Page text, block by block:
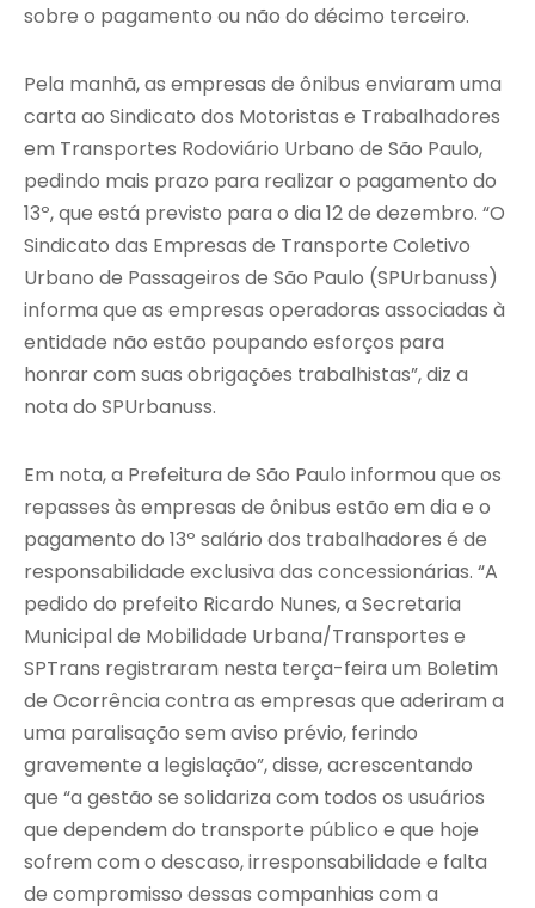
sobre o pagamento ou não do décimo terceiro.
Pela manhã, as empresas de ônibus enviaram uma
carta ao Sindicato dos Motoristas e Trabalhadores
em Transportes Rodoviário Urbano de São Paulo,
pedindo mais prazo para realizar o pagamento do
13º, que está previsto para o dia 12 de dezembro. “O
Sindicato das Empresas de Transporte Coletivo
Urbano de Passageiros de São Paulo (SPUrbanuss)
informa que as empresas operadoras associadas à
entidade não estão poupando esforços para
honrar com suas obrigações trabalhistas”, diz a
nota do SPUrbanuss.
Em nota, a Prefeitura de São Paulo informou que os
repasses às empresas de ônibus estão em dia e o
pagamento do 13º salário dos trabalhadores é de
responsabilidade exclusiva das concessionárias. “A
pedido do prefeito Ricardo Nunes, a Secretaria
Municipal de Mobilidade Urbana/Transportes e
SPTrans registraram nesta terça-feira um Boletim
de Ocorrência contra as empresas que aderiram a
uma paralisação sem aviso prévio, ferindo
gravemente a legislação”, disse, acrescentando
que “a gestão se solidariza com todos os usuários
que dependem do transporte público e que hoje
sofrem com o descaso, irresponsabilidade e falta
de compromisso dessas companhias com a